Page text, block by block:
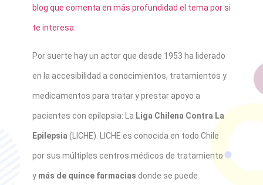
blog que comenta en más profundidad el tema por si
te interesa.
Por suerte hay un actor que desde 1953 ha liderado
en la accesibilidad a conocimientos, tratamientos y
medicamentos para tratar y prestar apoyo a
pacientes con epilepsia: La Liga Chilena Contra La
Epilepsia (LICHE). LICHE es conocida en todo Chile
por sus múltiples centros médicos de tratamiento
y más de quince farmacias donde se puede